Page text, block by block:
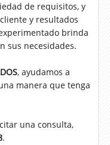
de requisitos, y
y resultados
brinda
sus necesidades.
, ayudamos a
manera que tenga
una consulta,
.